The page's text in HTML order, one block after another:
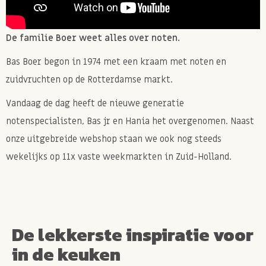
ei!
Glutenvrij brood en gebak maken? Dan zijn
namelijk de structuur en textuur van het deeg te
verbeteren. Voeg 1-2 eetlepels psyllium toe aan
je glutenvrije bloem mix voordat je het deeg
maakt.
Soep of saus dikker maken met psyllium? Voeg
dan gewoon op het oog wat vezels toe aan je
toevoegt. Dit omdat psyllium snel een dikke
structuur geeft.
Smoothies en shakes romiger maken? Voeg een
De familie Boer weet alles over noten.
Bas Boer begon in 1974 met een kraam met noten en
zuidvruchten op de Rotterdamse markt.
Vandaag de dag heeft de nieuwe generatie
notenspecialisten, Bas jr en Hania het overgenomen. Naast
onze uitgebreide webshop staan we ook nog steeds
wekelijks op 11x vaste weekmarkten in Zuid-Holland.
De lekkerste inspiratie voor
in de keuken